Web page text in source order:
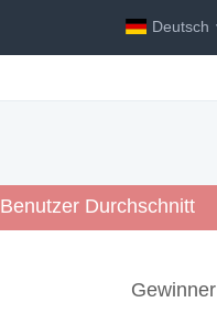
Deutsch
Benutzer Durchschnitt
Gewinner